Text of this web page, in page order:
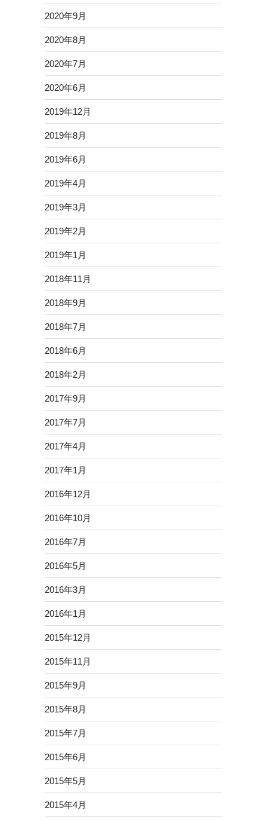
2020年9月
2020年8月
2020年7月
2020年6月
2019年12月
2019年8月
2019年6月
2019年4月
2019年3月
2019年2月
2019年1月
2018年11月
2018年9月
2018年7月
2018年6月
2018年2月
2017年9月
2017年7月
2017年4月
2017年1月
2016年12月
2016年10月
2016年7月
2016年5月
2016年3月
2016年1月
2015年12月
2015年11月
2015年9月
2015年8月
2015年7月
2015年6月
2015年5月
2015年4月